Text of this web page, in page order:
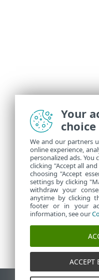
Your
choice
We and our partners
online experience,
personalized ads.
clicking "Accept all
choosing "Accept
settings by clicking
withdraw your
anytime by clicking
footer or in your
information, see our
ACCEPT